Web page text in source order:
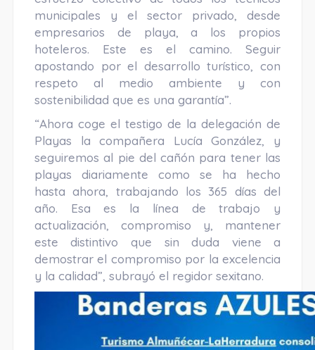
municipales y el sector privado, desde
empresarios de playa, a los propios
hoteleros. Este es el camino. Seguir
apostando por el desarrollo turístico, con
respeto al medio ambiente y con
sostenibilidad que es una garantía”.
“Ahora coge el testigo de la delegación de
Playas la compañera Lucía González, y
seguiremos al pie del cañón para tener las
playas diariamente como se ha hecho
hasta ahora, trabajando los 365 días del
año. Esa es la línea de trabajo y
actualización, compromiso y, mantener
este distintivo que sin duda viene a
demostrar el compromiso por la excelencia
y la calidad”, subrayó el regidor sexitano.